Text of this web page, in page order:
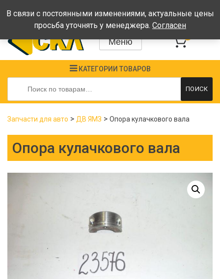
Время работы: Пн-Пт: 08:00-17:00, Сб-Вс - выходные
Меню
КАТЕГОРИИ ТОВАРОВ
Искать:
ПОИСК
Запчасти для авто > ДВ ЯМЗ > Опора кулачкового вала
Опора кулачкового вала
В связи с постоянными изменениями, актуальные цены
просьба уточнять у менеджера. Согласен